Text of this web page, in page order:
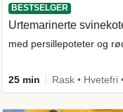
BESTSELGER
Urtemarinerte
med persillepoteter og
25 min Rask • Hvetefri